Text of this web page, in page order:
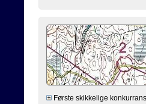
Første skikkelige